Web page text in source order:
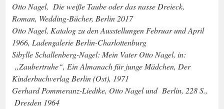
Otto Nagel, Die weiße Taube oder das nasse Dreieck,
Roman, Wedding-Bücher, Berlin 2017
Otto Nagel, Katalog zu den Ausstellungen Februar und April
1966, Ladengalerie Berlin-Charlottenburg
Sibylle Schallenberg-Nagel: Mein Vater Otto Nagel, in:
„Zaubertruhe“, Ein Almanach für junge Mädchen, Der
Kinderbuchverlag Berlin (Ost), 1971
Gerhard Pommeranz-Liedtke, Otto Nagel und Berlin, 228 S.,
Dresden 1964